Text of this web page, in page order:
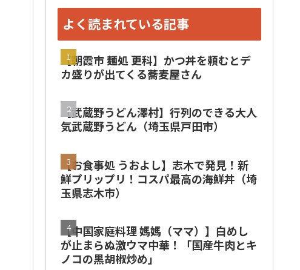
よく読まれている記事
【朝霞市 麺処 更科】かつ丼を頼むとデ
カ盛りが出てくる蕎麦屋さん
【武蔵野うどん澤村】行列のできる大人
気武蔵野うどん（埼玉県戸田市）
【お食事処 うおよし】志木で発見！新
鮮プリップリ！コスパ最高の海鮮丼（埼
玉県志木市）
【中国家庭料理 媽媽（ママ）】白めし
が止まらぬ激ウマ中華！「国産牛肉とキ
ノコの黒胡椒炒め」